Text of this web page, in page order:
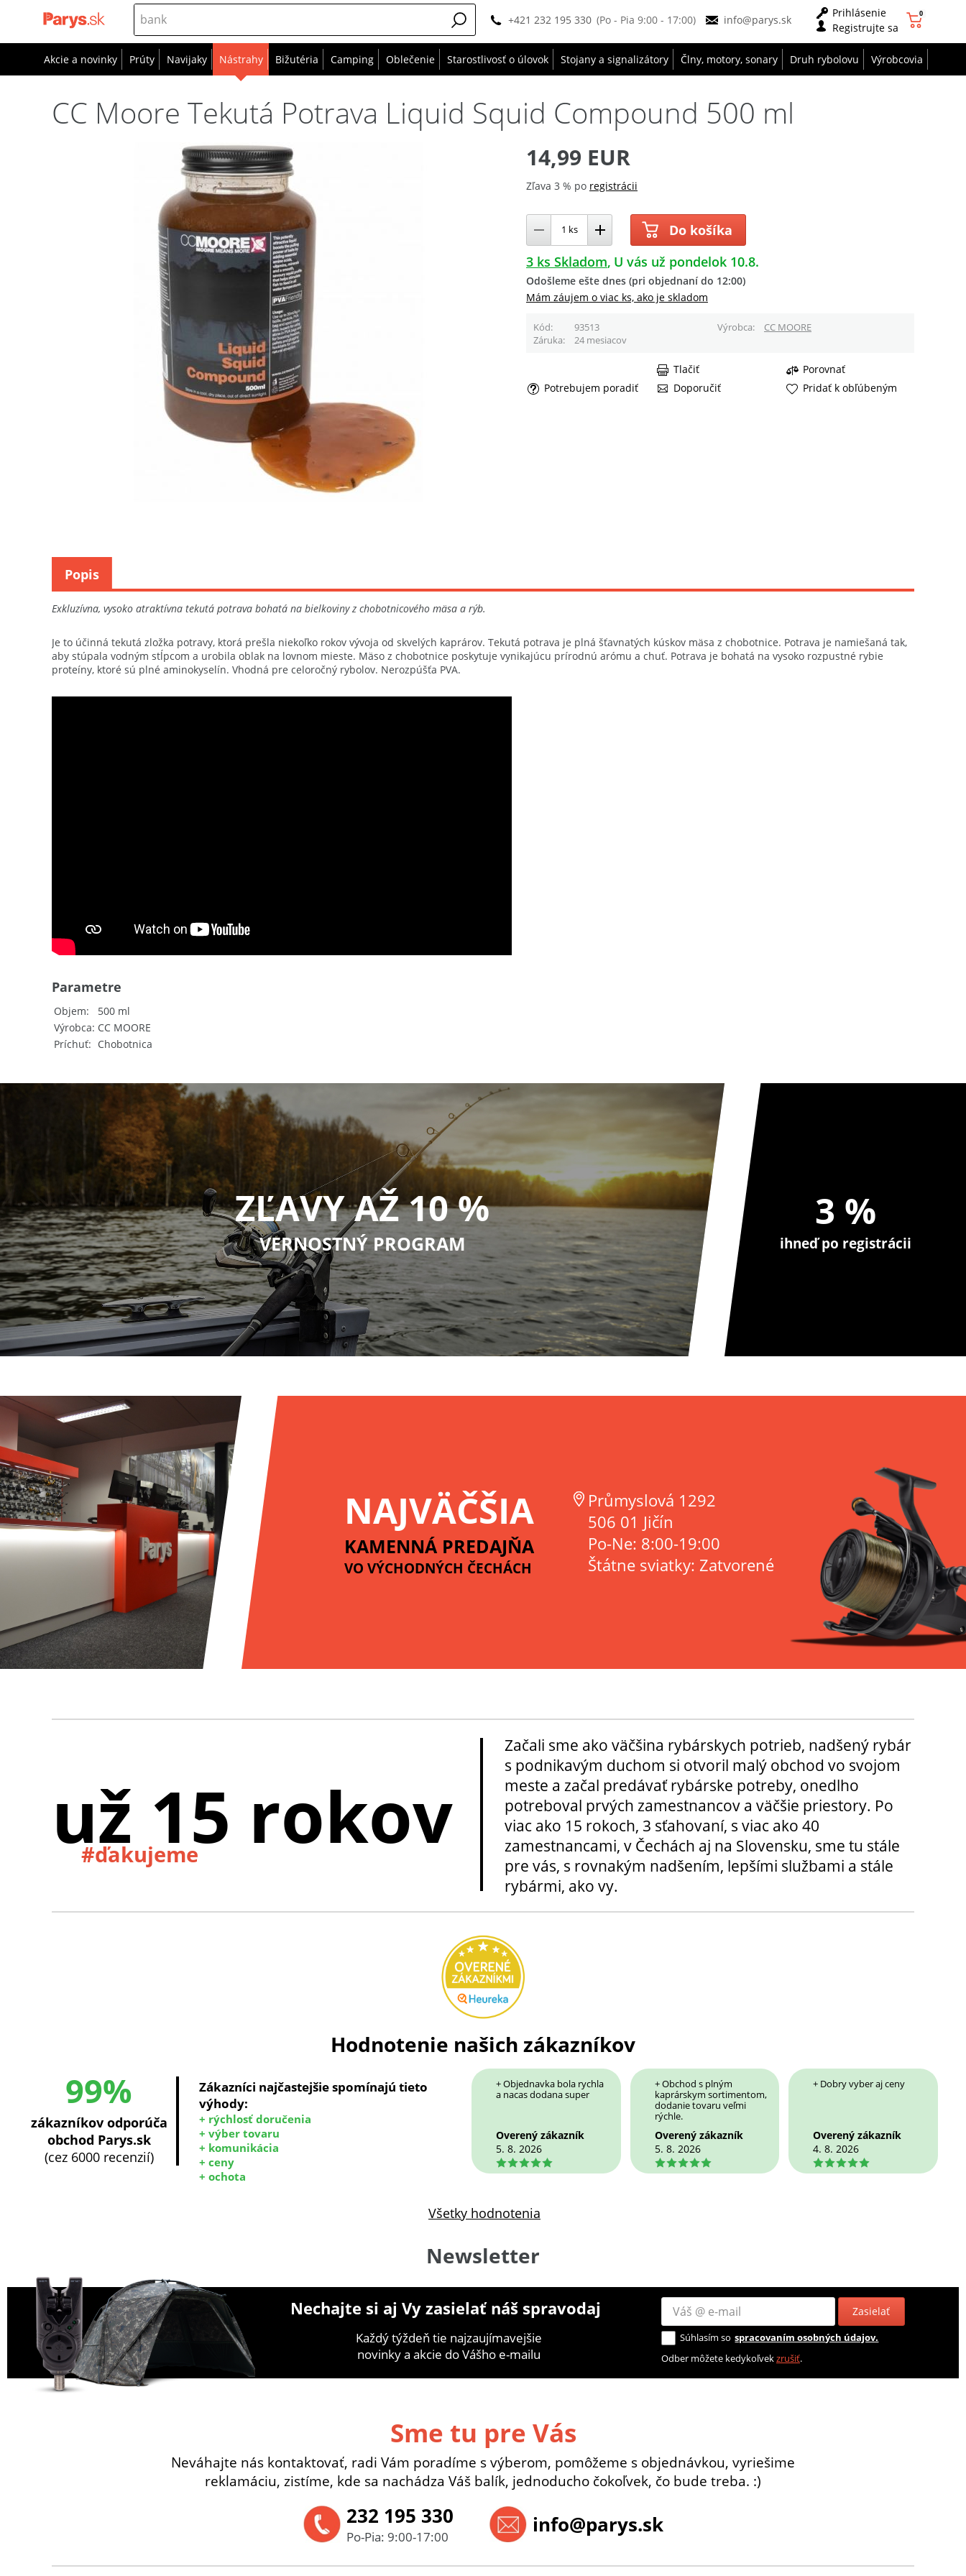
+421 232 195 330 (Po - Pia 9:00 - 17:00) info@parys.sk
Prihlásenie
Registrujte sa
0
Akcie a novinky Prúty Navijaky Nástrahy Bižutéria Camping Oblečenie Starostlivosť o úlovok Stojany a signalizátory Člny, motory, sonary Druh rybolovu Výrobcovia
CC Moore Tekutá Potrava Liquid Squid Compound 500 ml
14,99 EUR
Zľava 3 % po registrácii
Do košíka
3 ks Skladom U vás už pondelok 10.8.
Odošleme ešte dnes (pri objednaní do 12:00)
Mám záujem o viac ks, ako je skladom
Kód 93513 Výrobca
CC MOORE
Záruka
24 mesiacov
Porovnať
Potrebujem poradiť
Doporučiť
Tlačiť
Pridať k obľúbeným
Exkluzívna, vysoko atraktívna tekutá potrava bohatá na bielkoviny z chobotnicového mäsa a rýb.
Je to účinná tekutá zložka potravy, ktorá prešla niekoľko rokov vývoja od skvelých kaprárov. Tekutá potrava je plná šťavnatých kúskov mäsa z chobotnice. Potrava je namiešaná tak,
aby stúpala vodným stĺpcom a urobila oblak na lovnom mieste. Mäso z chobotnice poskytuje vynikajúcu prírodnú arómu a chuť. Potrava je bohatá na vysoko rozpustné rybie
proteíny, ktoré sú plné aminokyselín. Vhodná pre celoročný rybolov. Nerozpúšťa PVA.
Objem
500 ml
Výrobca CC MOORE
Príchuť
Chobotnica
Parametre
Popis
ZĽAVY AŽ 10 %
VERNOSTNÝ PROGRAM
3 %
ihneď po registrácii
NAJVÄČŠIA
KAMENNÁ PREDAJŇA
VO VÝCHODNÝCH ČECHÁCH
Průmyslová 1292
506 01 Jičín
Po-Ne: 8:00-19:00
Štátne sviatky: Zatvorené
už 15 rokov
#ďakujeme
Začali sme ako väčšina rybárskych potrieb, nadšený rybár
s podnikavým duchom si otvoril malý obchod vo svojom
meste a začal predávať rybárske potreby, onedlho
potreboval prvých zamestnancov a väčšie priestory. Po
viac ako 15 rokoch, 3 sťahovaní, s viac ako 40
zamestnancami, v Čechách aj na Slovensku, sme tu stále
pre vás, s rovnakým nadšením, lepšími službami a stále
rybármi, ako vy.
Hodnotenie našich zákazníkov
99%
zákazníkov odporúča
obchod Parys.sk
(cez 6000 recenzií)
Zákazníci najčastejšie spomínajú tieto
výhody:
+ rýchlosť doručenia
+ výber tovaru
+ komunikácia
+ ceny
+ ochota
+ Objednavka bola rychla
a nacas dodana super
Overený zákazník
5. 8. 2026
5
+ Obchod s plným
kaprárskym sortimentom,
dodanie tovaru veľmi
rýchle.
Overený zákazník
5. 8. 2026
5
+ Dobry vyber aj ceny
Overený zákazník
4. 8. 2026
5
Všetky hodnotenia
Newsletter
Nechajte si aj Vy zasielať náš spravodaj Zasielať
Každý týždeň tie najzaujímavejšie
novinky a akcie do Vášho e-mailu
Súhlasím so spracovaním osobných údajov.
Odber môžete kedykoľvekzrušiť.
Sme tu pre Vás
Neváhajte nás kontaktovať, radi Vám poradíme s výberom, pomôžeme s objednávkou, vyriešime
reklamáciu, zistíme, kde sa nachádza Váš balík, jednoducho čokoľvek, čo bude treba. :)
232 195 330
Po-Pia: 9:00-17:00 info@parys.sk